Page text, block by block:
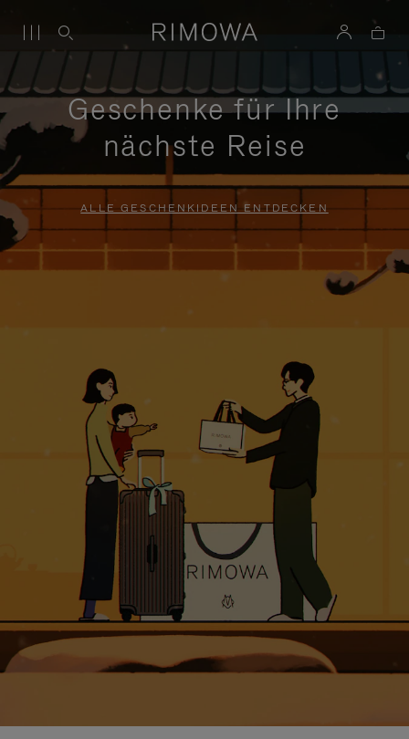
Geschenke für Ihre
nächste Reise
ALLE GESCHENKIDEEN ENTDECKEN